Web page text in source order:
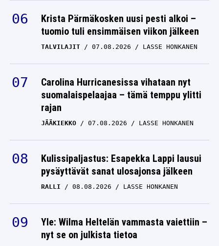
Krista Pärmäkosken uusi pesti alkoi –
tuomio tuli ensimmäisen viikon jälkeen
TALVILAJIT 07.08.2026 LASSE HONKANEN
Carolina Hurricanesissa vihataan nyt
suomalaispelaajaa – tämä temppu ylitti
rajan
JÄÄKIEKKO 07.08.2026 LASSE HONKANEN
Kulissipaljastus: Esapekka Lappi lausui
pysäyttävät sanat ulosajonsa jälkeen
RALLI 08.08.2026 LASSE HONKANEN
Yle: Wilma Heltelän vammasta vaiettiin –
nyt se on julkista tietoa